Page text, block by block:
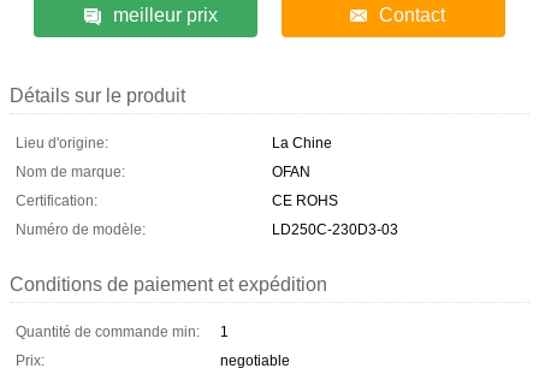
meilleur prix Contact
Détails sur le produit
Lieu d'origine:
La Chine
Nom de marque:
OFAN
Certification:
CE ROHS
Numéro de modèle:
LD250C-230D3-03
Conditions de paiement et expédition
Quantité de commande min:
1
Prix:
negotiable